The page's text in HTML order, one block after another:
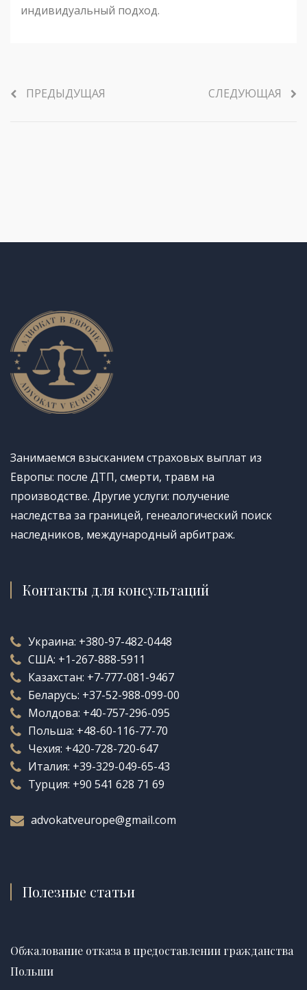
индивидуальный подход.
ПРЕДЫДУЩАЯ СЛЕДУЮЩАЯ
Занимаемся взысканием страховых выплат из
Европы: после ДТП, смерти, травм на
производстве. Другие услуги: получение
наследства за границей, генеалогический поиск
наследников, международный арбитраж.
Контакты для консультаций
Украина: +380-97-482-0448
США: +1-267-888-5911
Казахстан: +7-777-081-9467
Беларусь: +37-52-988-099-00
Молдова: +40-757-296-095
Польша: +48-60-116-77-70
Чехия: +420-728-720-647
Италия: +39-329-049-65-43
Турция: +90 541 628 71 69
advokatveurope@gmail.com
Полезные статьи
Обжалование отказа в предоставлении гражданства
Польши